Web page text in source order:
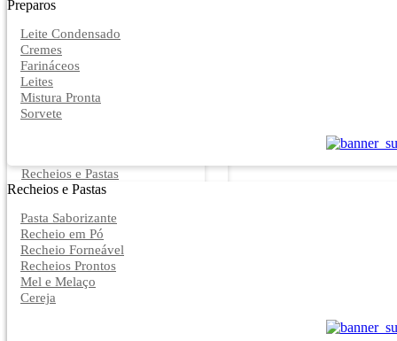
Preparos
Leite Condensado
Cremes
Farináceos
Leites
Mistura Pronta
Sorvete
Recheios e Pastas
Recheios e Pastas
Pasta Saborizante
Recheio em Pó
Recheio Forneável
Recheios Prontos
Mel e Melaço
Cereja